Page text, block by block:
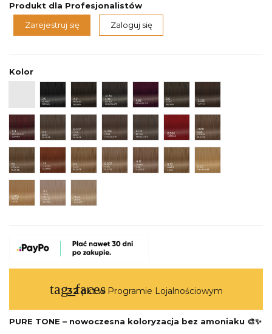
Produkt dla Profesjonalistów
Zarejestruj się
Zaloguj się
Kolor
000 Pure Gloss2.0 Black/Brown4.0 Medium Brown
4.124 Dark Bitter Chocolate
4.65 Beaujolais5.0 Light Brown5.036 Coffee
5.4 Burnished Copper
6.0 Dark Blonde6.007 Cool Dark Blonde
6.036 Dark Chocolate
6.124 Bitter Chocolate
6.666 Inferno7.007 Cool
7.0 Medium Blonde
7.4 Copper Blonde
8.0 Light Blonde8.007 Cool Blonde
8.31 Warm Ash Blonde
8.32 Warm Beige
9.00
9.035 Caffè Latte9.2 Very Light Violet Blonde
tag_faces
32pkt w Programie Lojalnościowym
PURE TONE – nowoczesna koloryzacja bez amoniaku 🎨✨